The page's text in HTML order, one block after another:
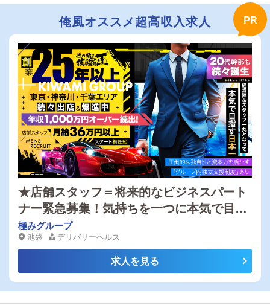
未経験者・経験者ＯＫ
安全運転の方・車両持込みの方
■勤務時間
時間18時～翌3時～5時頃（業務終了次第、終業）
■勤務日
①週休1日または2日のレギュラー
②週3日以上勤務の準レギュラー（アルバイト）
※①または②のご希望をお伝えください。
-------------------------------------------
内勤スタッフ急募！
〇デリヘル内勤スタッフ
電話番、キャスト管理、ウェブ管理、配車管理・・・等
・早番17：00～翌03：00
・遅番20：00～翌06：00
月給390000円～
日払い制あり
経験者大歓迎です
年齢20歳～50歳くらいまで
詳しくはお問合せくださいませ
-------------------------------------------
店長・幹部候補も同時募集しております！
【店長・幹部候補】月給550000円～900000円
【運営スタッフ】初任給390000円以上
俺風オススメ超高収入求人
★店舗スタッフ＝将来的なビジネスパート
ナー緊急募集！気持ちを一つに本気で目指
す日本一！！
極みグループ
池袋 デリバリーヘルス
求人を見る